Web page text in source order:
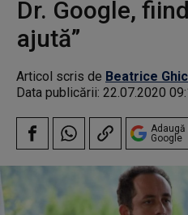
Dr. Google,
ajută”
Articol scris de Beatrice
Data publicării: 22.07.2020
Adaugă
Google